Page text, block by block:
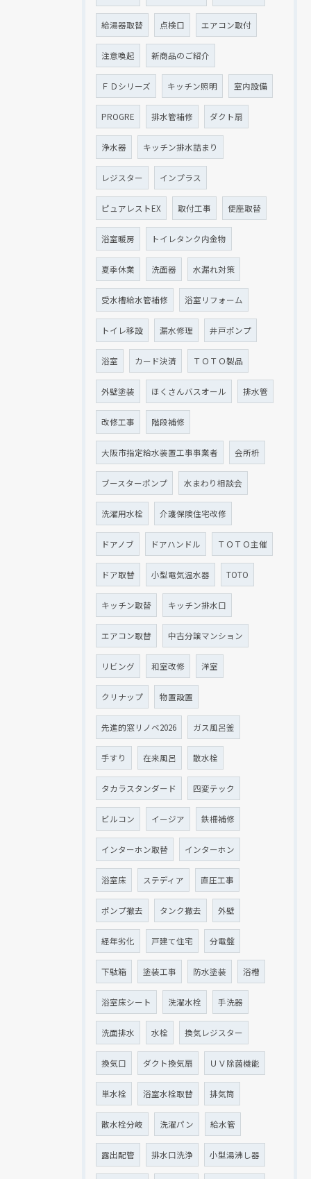
給湯器取替 点検口 エアコン取付
注意喚起 新商品のご紹介
ＦＤシリーズ キッチン照明 室内設備
PROGRE 排水管補修 ダクト扇
浄水器 キッチン排水詰まり
レジスター インプラス
ピュアレストEX 取付工事 便座取替
浴室暖房 トイレタンク内金物
夏季休業 洗面器 水漏れ対策
受水槽給水管補修 浴室リフォーム
トイレ移設 漏水修理 井戸ポンプ
浴室 カード決済 ＴＯＴＯ製品
外壁塗装 ほくさんバスオール 排水管
改修工事 階段補修
大阪市指定給水装置工事事業者 会所枡
ブースターポンプ 水まわり相談会
洗濯用水栓 介護保険住宅改修
ドアノブ ドアハンドル ＴＯＴＯ主催
ドア取替 小型電気温水器 TOTO
キッチン取替 キッチン排水口
エアコン取替 中古分譲マンション
リビング 和室改修 洋室
クリナップ 物置設置
先進的窓リノベ2026 ガス風呂釜
手すり 在来風呂 散水栓
タカラスタンダード 四変テック
ビルコン イージア 鉄柵補修
インターホン取替 インターホン
浴室床 ステディア 直圧工事
ポンプ撤去 タンク撤去 外壁
経年劣化 戸建て住宅 分電盤
下駄箱 塗装工事 防水塗装 浴槽
浴室床シート 洗濯水栓 手洗器
洗面排水 水栓 換気レジスター
換気口 ダクト換気扇 ＵＶ除菌機能
単水栓 浴室水栓取替 排気筒
散水栓分岐 洗濯パン 給水管
露出配管 排水口洗浄 小型湯沸し器